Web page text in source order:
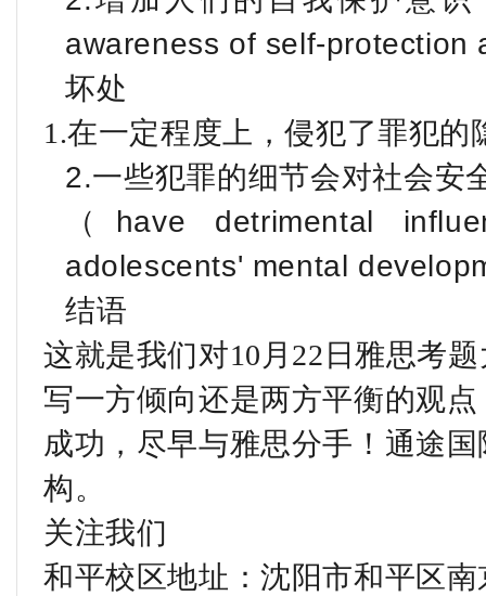
awareness of self-protection
坏处
1.在一定程度上，侵犯了罪犯的
2.一些犯罪的细节会对社会安
（have detrimental
adolescents' mental
结语
这就是我们对10月22日雅思考
写一方倾向还是两方平衡的观
成功，尽早与雅思分手！通途
构。
关注我们
和平校区地址：沈阳市和平区